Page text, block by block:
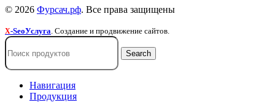
© 2026 Фурсач.рф. Все права защищены
X-SeoУслуга. Создание и продвижение сайтов.
Search
Навигация
Продукция